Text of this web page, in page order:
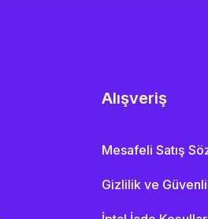
Alışveriş
Mesafeli Satış
Gizlilik ve